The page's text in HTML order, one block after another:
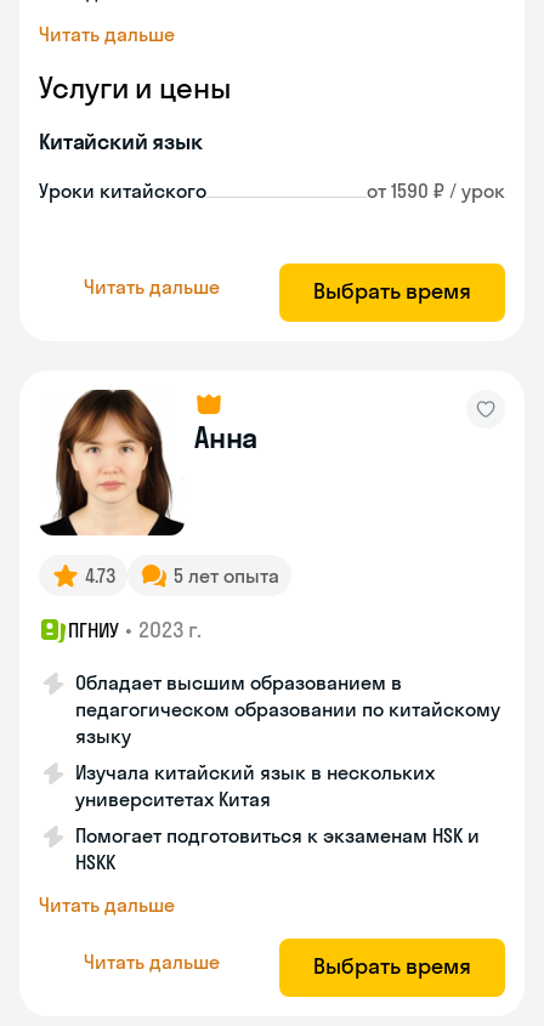
Читать дальше
Услуги и цены
Китайский язык
Уроки китайского от 1590 ₽ / урок
Читать дальше Выбрать время
Анна
4.73 5 лет опыта
ПГНИУ • 2023 г.
Обладает высшим образованием в
педагогическом образовании по китайскому
языку
Изучала китайский язык в нескольких
университетах Китая
Помогает подготовиться к экзаменам HSK и
HSKK
Читать дальше
Читать дальше Выбрать время